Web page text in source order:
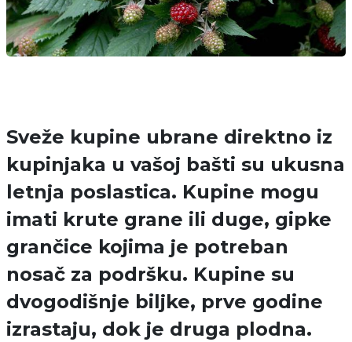
Sveže kupine ubrane direktno iz
kupinjaka u vašoj bašti su ukusna
letnja poslastica. Kupine mogu
imati krute grane ili duge, gipke
grančice kojima je potreban
nosač za podršku. Kupine su
dvogodišnje biljke, prve godine
izrastaju, dok je druga plodna.